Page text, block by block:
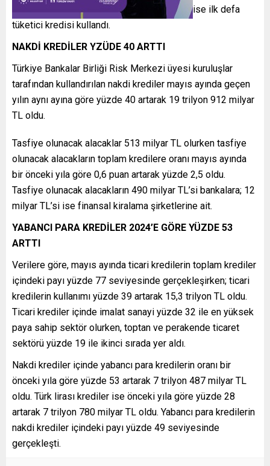
192 bin kişi ilk defa kredi kartı, 118 bin kişi ise ilk defa
tüketici kredisi kullandı.
NAKDİ KREDİLER YZÜDE 40 ARTTI
Türkiye Bankalar Birliği Risk Merkezi üyesi kuruluşlar
tarafından kullandırılan nakdi krediler mayıs ayında geçen
yılın aynı ayına göre yüzde 40 artarak 19 trilyon 912 milyar
TL oldu.
Tasfiye olunacak alacaklar 513 milyar TL olurken tasfiye
olunacak alacakların toplam kredilere oranı mayıs ayında
bir önceki yıla göre 0,6 puan artarak yüzde 2,5 oldu.
Tasfiye olunacak alacakların 490 milyar TL’si bankalara; 12
milyar TL’si ise finansal kiralama şirketlerine ait.
YABANCI PARA KREDİLER 2024’E GÖRE YÜZDE 53
ARTTI
Verilere göre, mayıs ayında ticari kredilerin toplam krediler
içindeki payı yüzde 77 seviyesinde gerçekleşirken; ticari
kredilerin kullanımı yüzde 39 artarak 15,3 trilyon TL oldu.
Ticari krediler içinde imalat sanayi yüzde 32 ile en yüksek
paya sahip sektör olurken, toptan ve perakende ticaret
sektörü yüzde 19 ile ikinci sırada yer aldı.
Nakdi krediler içinde yabancı para kredilerin oranı bir
önceki yıla göre yüzde 53 artarak 7 trilyon 487 milyar TL
oldu. Türk lirası krediler ise önceki yıla göre yüzde 28
artarak 7 trilyon 780 milyar TL oldu. Yabancı para kredilerin
nakdi krediler içindeki payı yüzde 49 seviyesinde
gerçekleşti.